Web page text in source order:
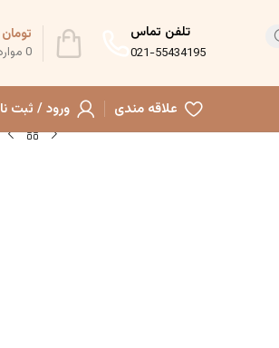
تلفن تماس
021-55434195
0
تومان
علاقه مندی
ورود / ثبت